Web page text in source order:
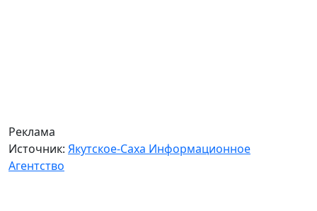
Реклама
Источник: Якутское-Саха Информационное
Агентство